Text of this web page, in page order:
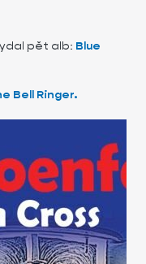
pět alb: Blue
Bell Ringer.